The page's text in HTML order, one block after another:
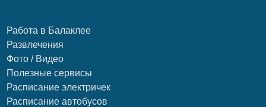
Работа в Балаклее
Развлечения
Фото / Видео
Полезные сервисы
Расписание электричек
Расписание автобусов